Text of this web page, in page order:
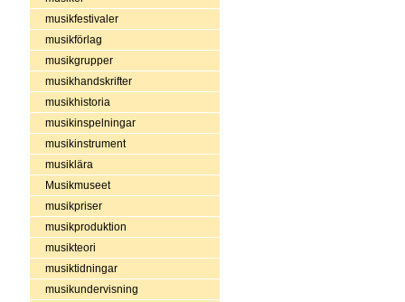
musikfestivaler
musikförlag
musikgrupper
musikhandskrifter
musikhistoria
musikinspelningar
musikinstrument
musiklära
Musikmuseet
musikpriser
musikproduktion
musikteori
musiktidningar
musikundervisning